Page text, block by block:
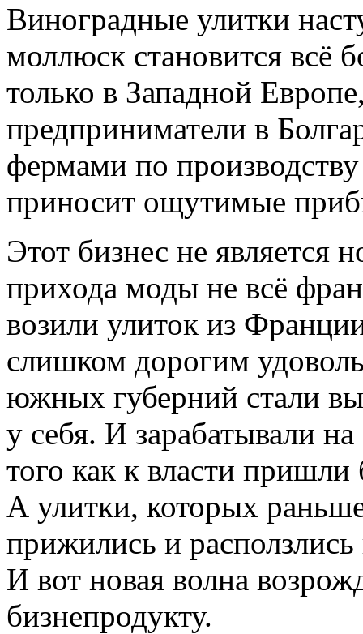
Виноградные улитки
моллюск становится всё
только в Западной
предприниматели в
фермами по
приносит ощутимые
Этот бизнес не является
прихода моды не всё
возили улиток из
слишком дорогим
южных губерний стали
у себя. И зарабатывали
того как к власти
А улитки, которых
прижились и
И вот новая волна
бизнепродукту.